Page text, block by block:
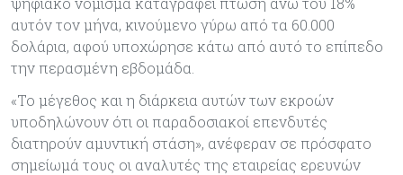
αυτόν τον μήνα, κινούμενο γύρω από τα 60.000
δολάρια, αφού υποχώρησε κάτω από αυτό το επίπεδο
την περασμένη εβδομάδα.
«Το μέγεθος και η διάρκεια αυτών των εκροών
υποδηλώνουν ότι οι παραδοσιακοί επενδυτές
διατηρούν αμυντική στάση», ανέφεραν σε πρόσφατο
σημείωμά τους οι αναλυτές της εταιρείας ερευνών